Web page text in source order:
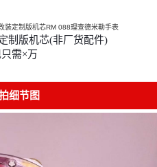
装定制版机芯RM 088理查德米勒手表
制版机芯(非厂货配件)
需×万
细节图